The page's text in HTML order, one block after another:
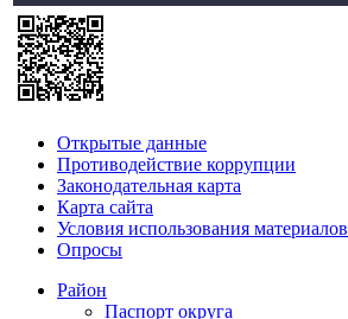
Открытые данные
Противодействие коррупции
Законодательная карта
Карта сайта
Условия использования материалов
Опросы
Район
Паспорт округа